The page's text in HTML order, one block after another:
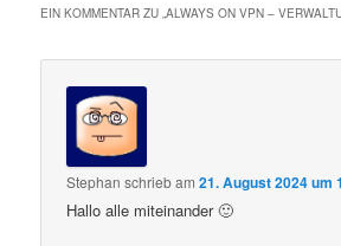
EIN KOMMENTAR ZU „ALWAYS ON VPN –
Stephan schriebam21. August 2024 um
Hallo alle miteinander 🙂